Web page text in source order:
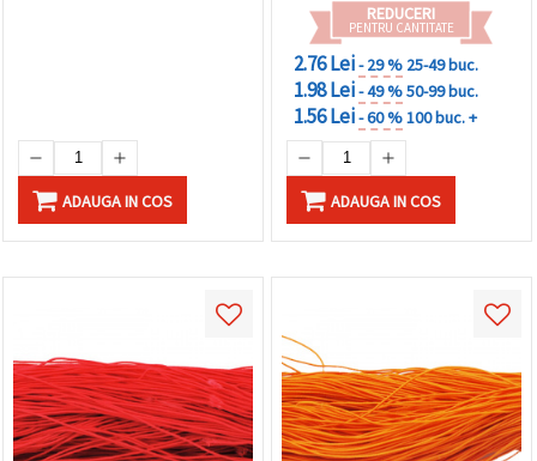
ADAUGA IN COS
REDUCERI
PENTRU CANTITATE
2.76 Lei- 29 % 25-49 buc.
1.98 Lei- 49 %50-99 buc.
1.56 Lei- 60 %100 buc. +
ADAUGA IN COS